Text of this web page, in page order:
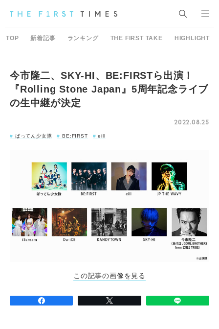
TOP 新着記事 ランキング THE FIRST TAKE HIGHLIGHT
今市隆二、SKY-HI、BE:FIRSTら出演！
『Rolling Stone Japan』5周年記念ライブ
の生中継が決定
2022.08.25
ばってん少女隊 BE:FIRST eill
この記事の画像を見る